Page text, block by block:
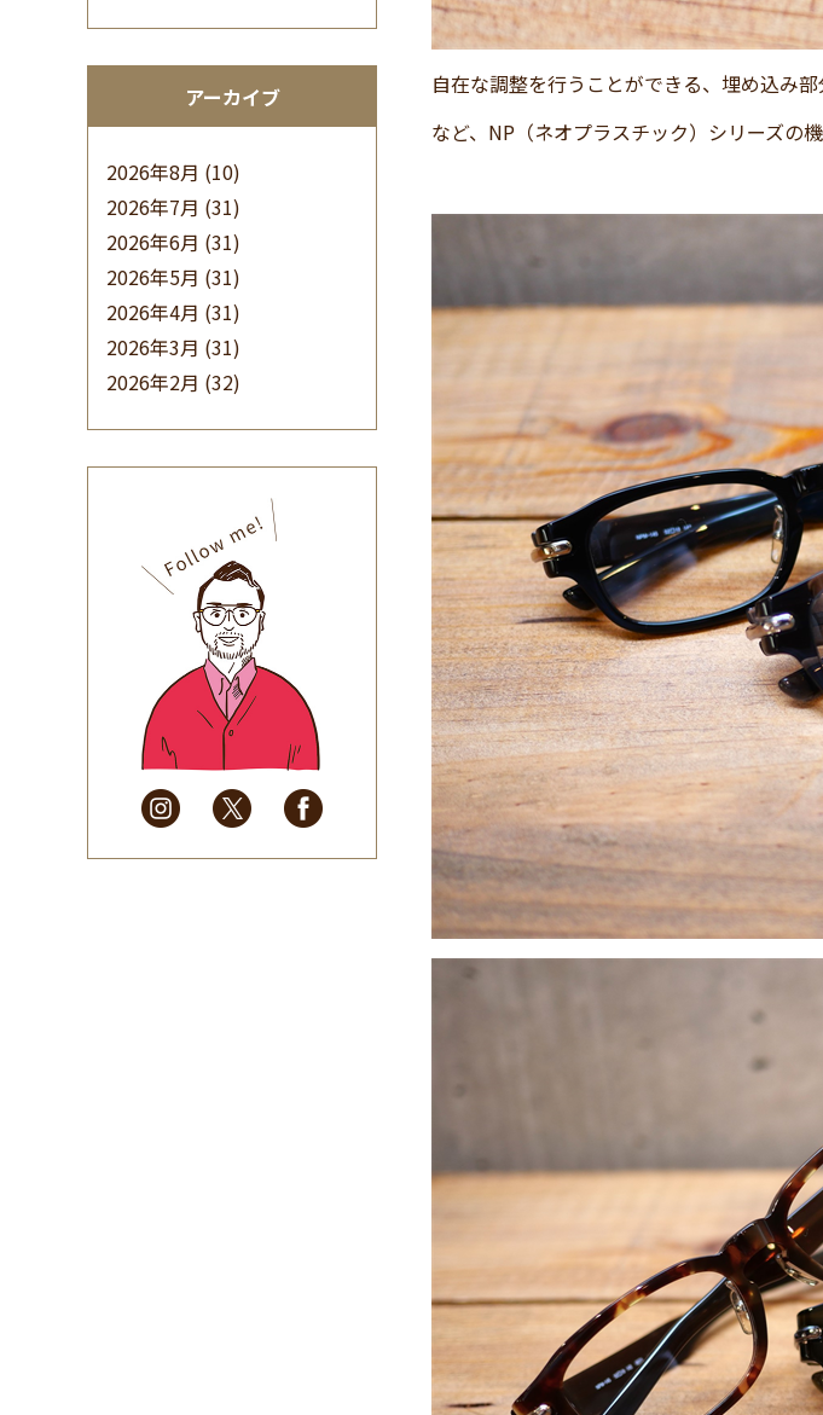
アーカイブ
2026年8月 (10)
2026年7月 (31)
2026年6月 (31)
2026年5月 (31)
2026年4月 (31)
2026年3月 (31)
2026年2月 (32)
(32)
2025年9月(30)
2025年8月(31)
2025年7月(37)
2025年6月(48)
2025年5月
(41)
2025年4月
(32)
2025年3月(31)
2025年2月
(28)
2025年1月
(34)
自在な調整を行うことができる、埋め込み
など、NP（ネオプラスチック）シリーズの